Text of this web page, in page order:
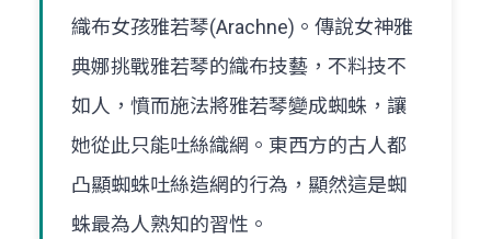
織布女孩雅若琴(Arachne)。傳說女神雅
典娜挑戰雅若琴的織布技藝，不料技不
如人，憤而施法將雅若琴變成蜘蛛，讓
她從此只能吐絲織網。東西方的古人都
凸顯蜘蛛吐絲造網的行為，顯然這是蜘
蛛最為人熟知的習性。